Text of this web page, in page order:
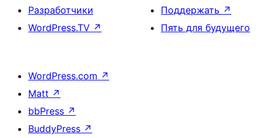
Разработчики
WordPress.TV ↗
Поддержать ↗
Пять для будущего
WordPress.com ↗
Matt ↗
bbPress ↗
BuddyPress ↗